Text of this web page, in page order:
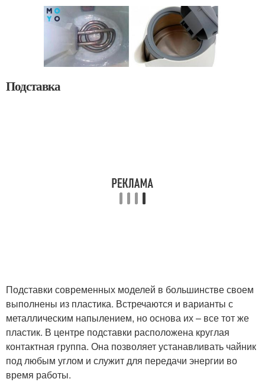
Подставка
Подставки современных моделей в большинстве своем
выполнены из пластика. Встречаются и варианты с
металлическим напылением, но основа их – все тот же
пластик. В центре подставки расположена круглая
контактная группа. Она позволяет устанавливать чайник
под любым углом и служит для передачи энергии во
время работы.